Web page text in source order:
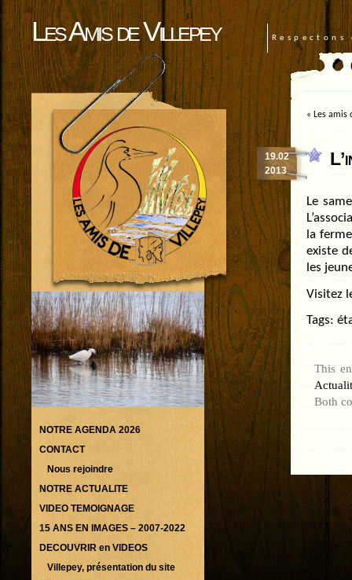
Les Amis de Villepey
« Les amis
19.02
2013
Le
la
existe
les
Visitez
Tags:
This
Both
NOTRE AGENDA 2026
CONTACT
Nous rejoindre
NOTRE ACTUALITE
VIDEO TEMOIGNAGE
15 ANS EN IMAGES – 2007-2022
DECOUVRIR en VIDEOS
Villepey, présentation du site